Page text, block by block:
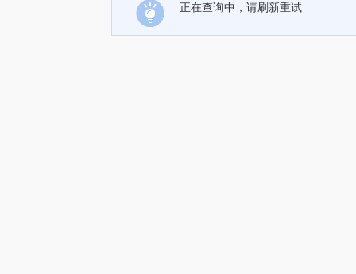
正在查询中，请刷新重试